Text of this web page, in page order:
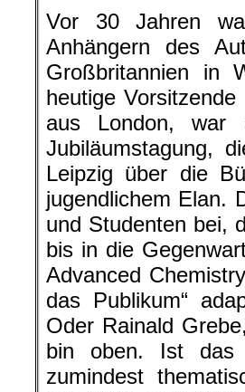
Vor 30 Jahren
Anhängern des
Großbritannien in
heutige
aus London, war
Jubiläumstagung,
Leipzig über die
jugendlichem Elan.
und Studenten bei,
bis in die
Advanced
das Publikum“
Oder Rainald
bin oben. Ist das
zumindest